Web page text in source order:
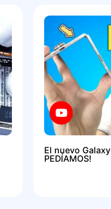
El nuevo
PEDÍAMOS!